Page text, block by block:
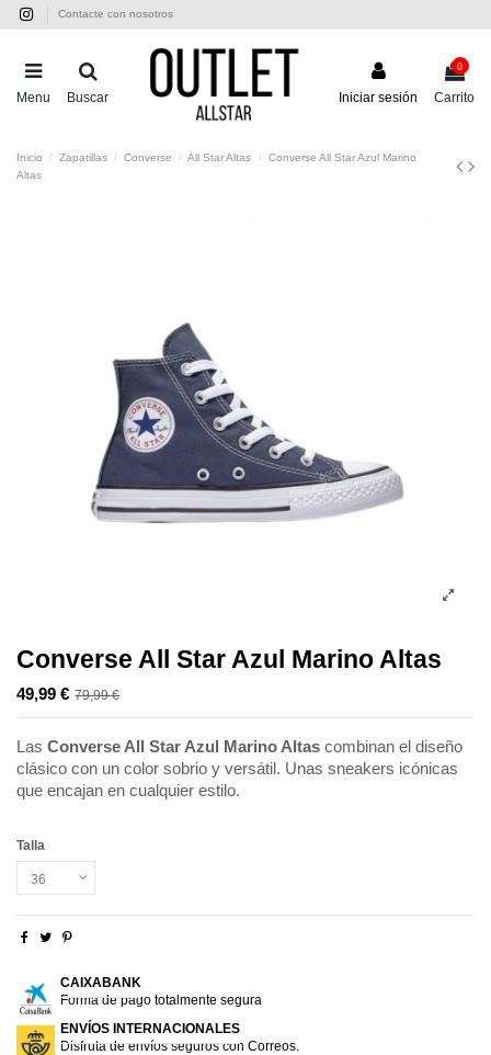
Contacte con nosotros
Menu Buscar Iniciar sesión
0
Carrito
Inicio Zapatillas Converse All Star Altas
Converse All Star Azul Marino
Altas
Converse All Star Azul Marino Altas
49,99 € 79,99 €
Las Converse All Star Azul Marino Altas combinan el diseño
clásico con un color sobrio y versátil. Unas sneakers icónicas
que encajan en cualquier estilo.
Talla
CAIXABANK
Forma de pago totalmente segura
ENVÍOS INTERNACIONALES
Disfruta de envíos seguros con Correos.